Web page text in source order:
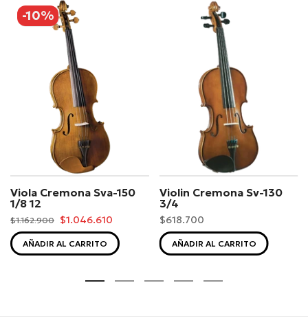
-10%
Viola Cremona Sva-150
1/8 12
$1.162.900 $1.046.610
AÑADIR AL CARRITO
Violin Cremona Sv-130
3/4
$618.700
AÑADIR AL CARRITO